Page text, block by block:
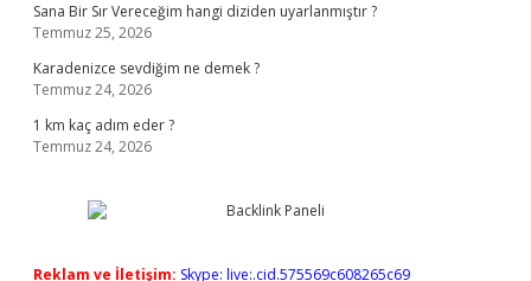
Sana Bir Sır Vereceğim hangi diziden uyarlanmıştır ?
Temmuz 25, 2026
Karadenizce sevdiğim ne demek ?
Temmuz 24, 2026
1 km kaç adım eder ?
Temmuz 24, 2026
Reklam ve İletişim: Skype: live:.cid.575569c608265c69